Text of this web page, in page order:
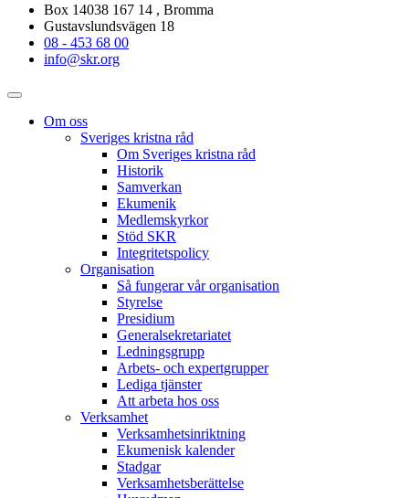
Box 14038 167 14 , Bromma
Gustavslundsvägen 18
08 - 453 68 00
info@skr.org
Om oss
Sveriges kristna råd
Om Sveriges kristna råd
Historik
Samverkan
Ekumenik
Medlemskyrkor
Stöd SKR
Integritetspolicy
Organisation
Så fungerar vår organisation
Styrelse
Presidium
Generalsekretariatet
Ledningsgrupp
Arbets- och expertgrupper
Lediga tjänster
Att arbeta hos oss
Verksamhet
Verksamhetsinriktning
Ekumenisk kalender
Stadgar
Verksamhetsberättelse